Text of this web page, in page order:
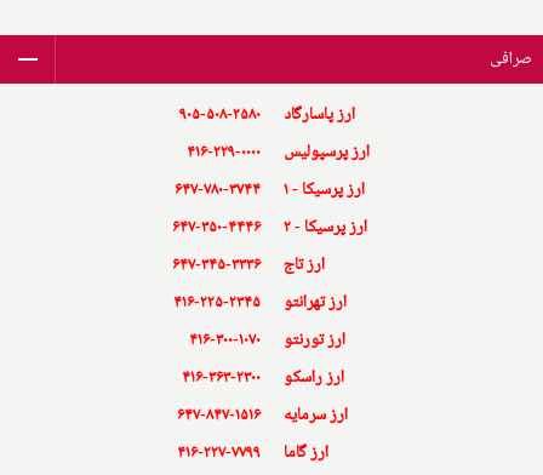
صرافی
ارز پاسارگاد
۹۰۵-۵۰۸-۲۵۸۰
ارز پرسپولیس
۴۱۶-۲۲۹-۰۰۰۰
ارز پرسیکا - ۱
۶۴۷-۷۸۰-۳۷۴۴
ارز پرسیکا - ۲
۶۴۷-۳۵۰-۴۴۴۶
ارز تاج
۶۴۷-۳۴۵-۳۳۳۶
ارز تهرانتو
۴۱۶-۲۲۵-۲۳۴۵
ارز تورنتو
۴۱۶-۳۰۰-۱۰۷۰
ارز راسکو
۴۱۶-۳۶۳-۲۳۰۰
ارز سرمایه
۶۴۷-۸۴۷-۱۵۱۶
ارز گاما
۴۱۶-۲۲۷-۷۷۹۹